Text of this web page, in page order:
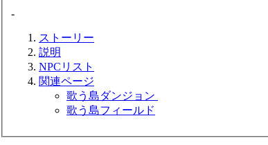
-
ストーリー
説明
NPCリスト
関連ページ
歌う島ダンジョン
歌う島フィールド